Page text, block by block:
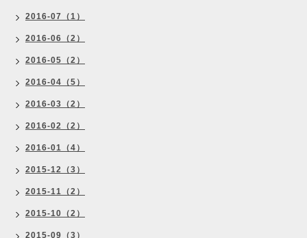
2016-07（1）
2016-06（2）
2016-05（2）
2016-04（5）
2016-03（2）
2016-02（2）
2016-01（4）
2015-12（3）
2015-11（2）
2015-10（2）
2015-09（3）